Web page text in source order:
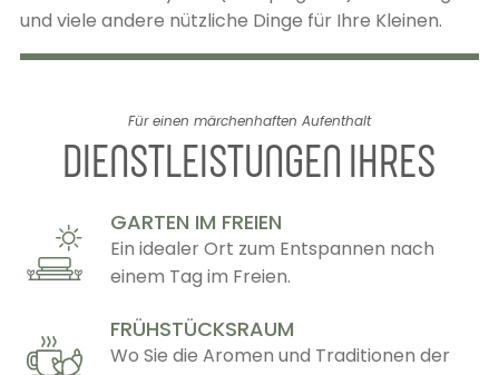
und viele andere nützliche Dinge für Ihre Kleinen.
Für einen märchenhaften Aufenthalt
DIENSTLEISTUNGEN IHRES
GARTEN IM FREIEN
Ein idealer Ort zum Entspannen nach
einem Tag im Freien.
FRÜHSTÜCKSRAUM
Wo Sie die Aromen und Traditionen der